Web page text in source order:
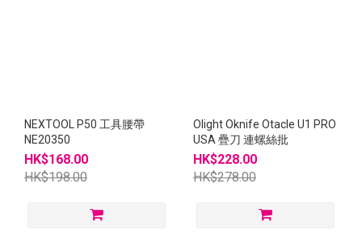
NEXTOOL P50 工具腰帶
NE20350
HK$168.00
HK$198.00
Olight Oknife Otacle U1 PRO
USA 疊刀 連螺絲批
HK$228.00
HK$278.00